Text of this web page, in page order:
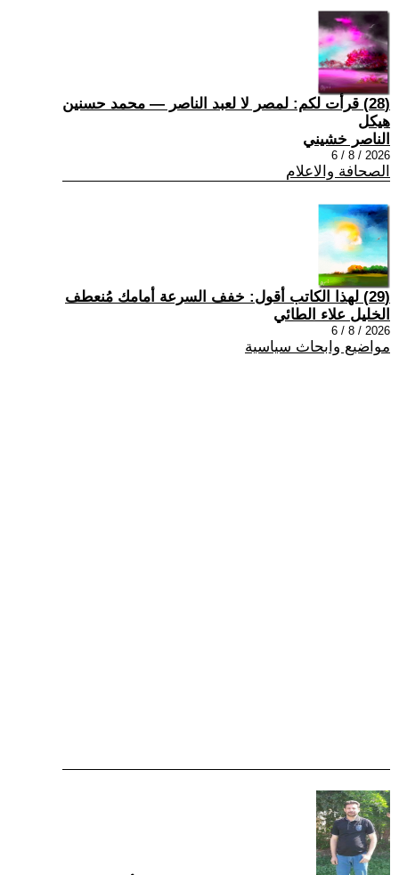
(28) قرأت لكم: لمصر لا لعبد الناصر — محمد حسنين
هيكل
الناصر خشيني
2026 / 8 / 6
الصحافة والاعلام
(29) لهذا الكاتب أقول: خفف السرعة أمامك مُنعطف
الخليل علاء الطائي
2026 / 8 / 6
مواضيع وابحاث سياسية